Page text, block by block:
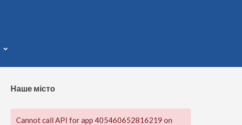
Наше місто
Cannot call API for app 405460652816219 on